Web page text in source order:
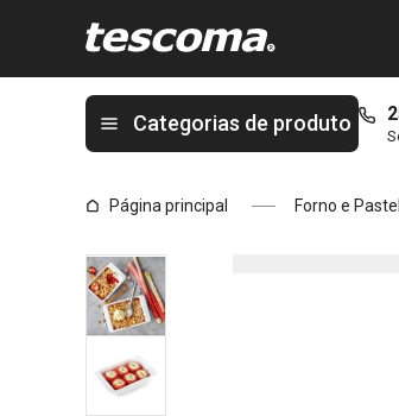
Categorias de produto
Página principal Forno e